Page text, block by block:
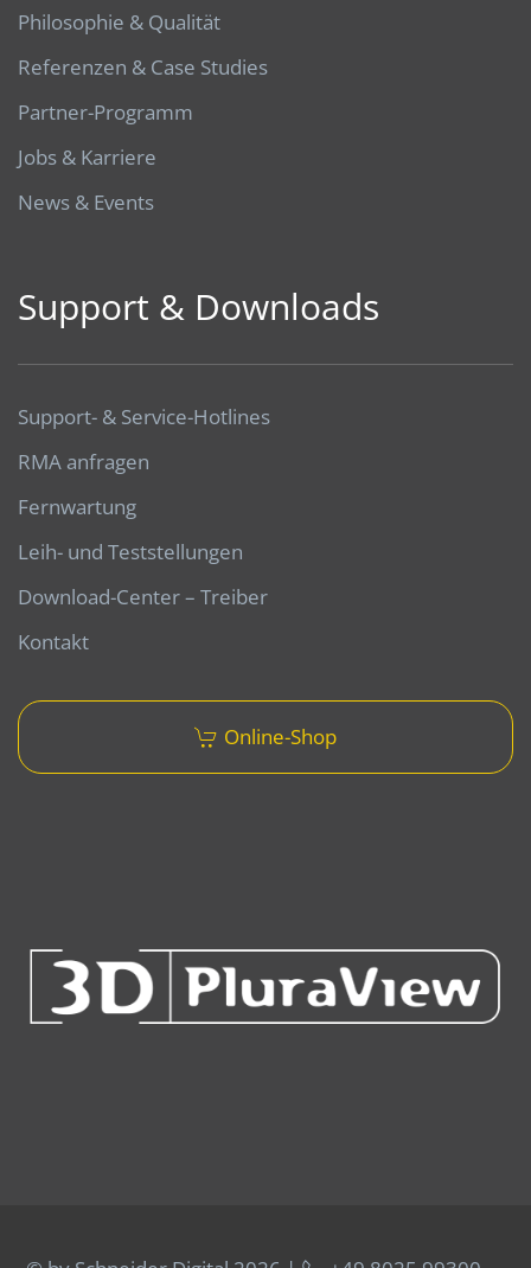
Philosophie & Qualität
Referenzen & Case Studies
Partner-Programm
Jobs & Karriere
News & Events
Support & Downloads
Support- & Service-Hotlines
RMA anfragen
Fernwartung
Leih- und Teststellungen
Download-Center – Treiber
Kontakt
Online-Shop